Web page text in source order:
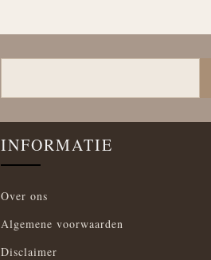
INFORMATIE
Over ons
Algemene voorwaarden
Disclaimer